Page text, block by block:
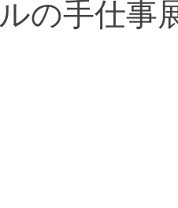
の手仕事